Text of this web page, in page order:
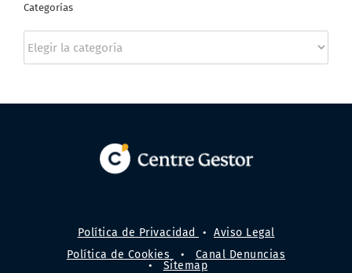
Categorías
Política de Privacidad • Aviso Legal
Política de Cookies
•
Canal Denuncias
•
Sitemap